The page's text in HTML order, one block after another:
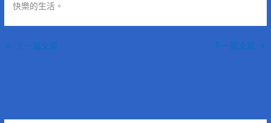
快樂的生活。
← 上一篇文章 下一篇文章 →